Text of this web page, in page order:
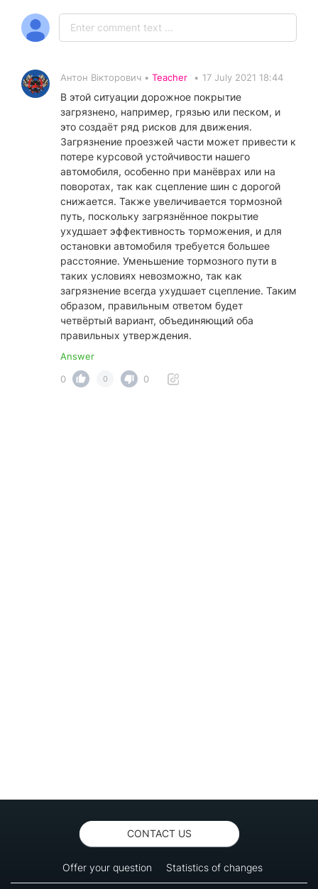
Антон Вікторович • Teacher • 17 July 2021 18:44
В этой ситуации дорожное покрытие
загрязнено, например, грязью или песком, и
это создаёт ряд рисков для движения.
Загрязнение проезжей части может привести к
потере курсовой устойчивости нашего
автомобиля, особенно при манёврах или на
поворотах, так как сцепление шин с дорогой
снижается. Также увеличивается тормозной
путь, поскольку загрязнённое покрытие
ухудшает эффективность торможения, и для
остановки автомобиля требуется большее
расстояние. Уменьшение тормозного пути в
таких условиях невозможно, так как
загрязнение всегда ухудшает сцепление. Таким
образом, правильным ответом будет
четвёртый вариант, объединяющий оба
правильных утверждения.
Answer
0
0 0
CONTACT US
Offer your question Statistics of changes